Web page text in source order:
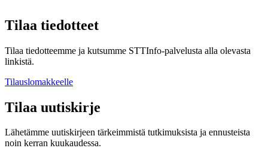
Tilaa tiedotteet
Tilaa tiedotteemme ja kutsumme STTInfo-palvelusta alla olevasta
linkistä.
Tilauslomakkeelle
Tilaa uutiskirje
Lähetämme uutiskirjeen tärkeimmistä tutkimuksista ja ennusteista
noin kerran kuukaudessa.